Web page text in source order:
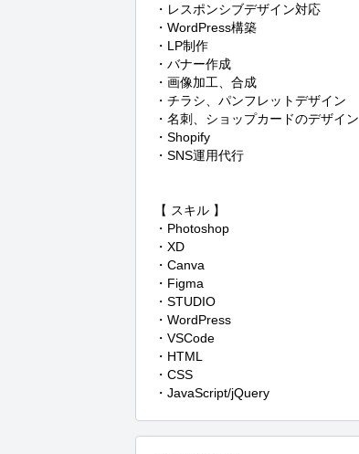
・レスポンシブデザイン対応
・WordPress構築
・LP制作
・バナー作成
・画像加工、合成
・チラシ、パンフレットデザイン
・名刺、ショップカードのデザイン
・Shopify
・SNS運用代行
【 スキル 】
・Photoshop
・XD
・Canva
・Figma
・STUDIO
・WordPress
・VSCode
・HTML
・CSS
・JavaScript/jQuery